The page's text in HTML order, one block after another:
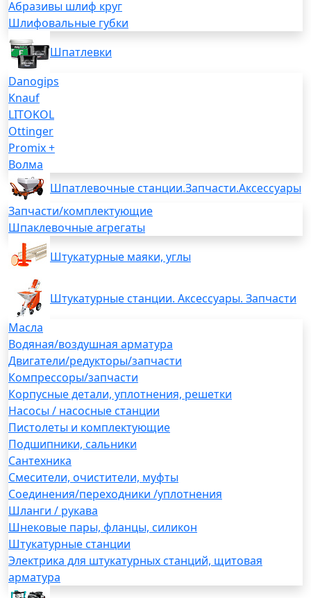
Абразивы шлиф круг
Шлифовальные губки
Шпатлевки
Danogips
Knauf
LITOKOL
Ottinger
Promix +
Волма
Шпатлевочные станции.Запчасти.Аксессуары
Запчасти/комплектующие
Шпаклевочные агрегаты
Штукатурные маяки, углы
Штукатурные станции. Аксессуары. Запчасти
Масла
Водяная/воздушная арматура
Двигатели/редукторы/запчасти
Компрессоры/запчасти
Корпусные детали, уплотнения, решетки
Насосы / насосные станции
Пистолеты и комплектующие
Подшипники, сальники
Сантехника
Смесители, очистители, муфты
Соединения/переходники /уплотнения
Шланги / рукава
Шнековые пары, фланцы, силикон
Штукатурные станции
Электрика для штукатурных станций, щитовая
арматура